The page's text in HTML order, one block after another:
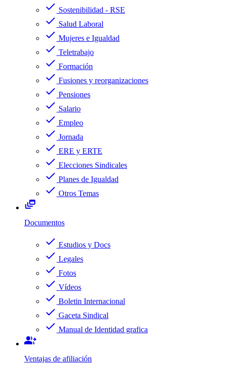
check Sostenibilidad - RSE
check Salud Laboral
check Mujeres e Igualdad
check Teletrabajo
check Formación
check Fusiones y reorganizaciones
check Pensiones
check Salario
check Empleo
check Jornada
check ERE y ERTE
check Elecciones Sindicales
check Planes de Igualdad
check Otros Temas
dynamic_feed
Documentos
check Estudios y Docs
check Legales
check Fotos
check Vídeos
check Boletin Internacional
check Gaceta Sindical
check Manual de Identidad grafica
group_add
Ventajas de afiliación